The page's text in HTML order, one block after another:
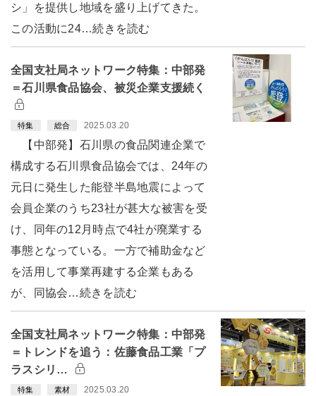
シ」を提供し地域を盛り上げてきた。
この活動に24…続きを読む
全国支社局ネットワーク特集：中部発
＝石川県食品協会、被災企業支援続く
特集 総合 2025.03.20
【中部発】石川県の食品関連企業で
構成する石川県食品協会では、24年の
元日に発生した能登半島地震によって
会員企業のうち23社が甚大な被害を受
け、同年の12月時点で4社が廃業する
事態となっている。一方で補助金など
を活用して事業再建する企業もある
が、同協会…続きを読む
全国支社局ネットワーク特集：中部発
＝トレンドを追う：佐藤食品工業「プ
ラスシリ…
特集 素材 2025.03.20